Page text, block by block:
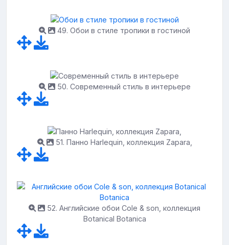
49. Обои в стиле тропики в гостиной
50. Современный стиль в интерьере
51. Панно Harlequin, коллекция Zapara,
52. Английские обои Cole & son, коллекция
Botanical Botanica